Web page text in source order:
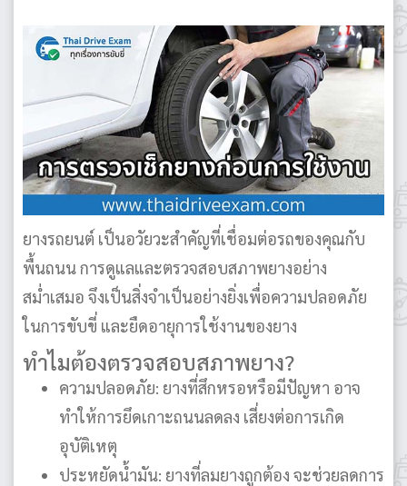
ยางรถยนต์ เป็นอวัยวะสำคัญที่เชื่อมต่อรถของคุณกับ
พื้นถนน การดูแลและตรวจสอบสภาพยางอย่าง
สม่ำเสมอ จึงเป็นสิ่งจำเป็นอย่างยิ่งเพื่อความปลอดภัย
ในการขับขี่ และยืดอายุการใช้งานของยาง
ทำไมต้องตรวจสอบสภาพยาง?
ความปลอดภัย: ยางที่สึกหรอหรือมีปัญหา อาจ
ทำให้การยึดเกาะถนนลดลง เสี่ยงต่อการเกิด
อุบัติเหตุ
ประหยัดน้ำมัน: ยางที่ลมยางถูกต้อง จะช่วยลดการ